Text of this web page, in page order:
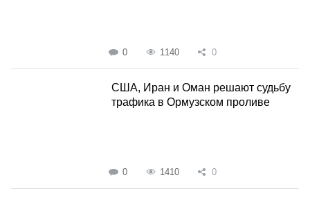
0 1140 0
США, Иран и Оман решают судьбу
трафика в Ормузском проливе
0 1410 0